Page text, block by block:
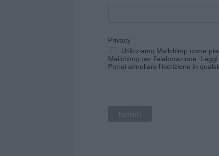
Privacy
Utilizziamo Mailchimp come
Mailchimp per l'elaborazione.
Potrai annullare l'iscrizione in